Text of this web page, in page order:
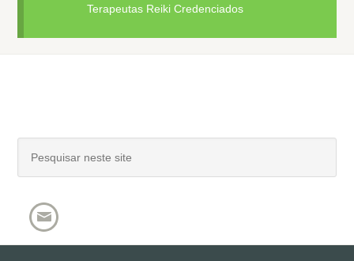
Terapeutas Reiki Credenciados